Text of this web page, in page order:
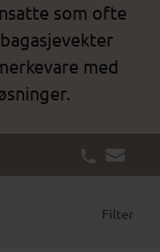
som ofte
med
Filter